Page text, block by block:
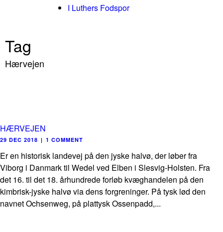
I Luthers Fodspor
Tag
Hærvejen
HÆRVEJEN
29 DEC 2018 | 1 COMMENT
Er en historisk landevej på den jyske halvø, der løber fra
Viborg i Danmark til Wedel ved Elben i Slesvig-Holsten. Fra
det 16. til det 18. århundrede forløb kvæghandelen på den
kimbrisk-jyske halvø via dens forgreninger. På tysk lød den
navnet Ochsenweg, på plattysk Ossenpadd,...